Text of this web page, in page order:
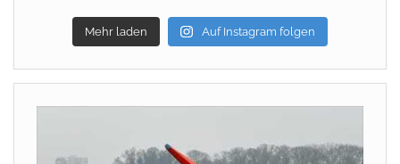
Mehr laden Auf Instagram folgen